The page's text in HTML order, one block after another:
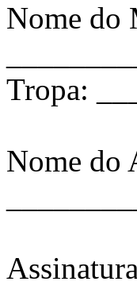
Nome do
Tropa:
Nome do